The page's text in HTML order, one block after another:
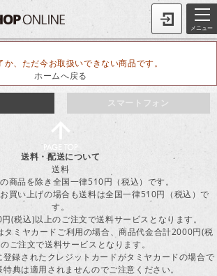
メニュー
、ただ今お取扱いできない商品です。
ホームへ戻る
スマートフォン
送料・配送について
送料
商品を除き全国一律510円（税込）です。
買い上げの場合も送料は全国一律510円（税込）で
す。
(税込)以上のご注文で送料サービスとなります。
タミヤカードご利用の場合、商品代金合計2000円(税
ご注文で送料サービスとなります。
録されたクレジットカードがタミヤカードの場合で
典は適用されませんのでご注意ください。